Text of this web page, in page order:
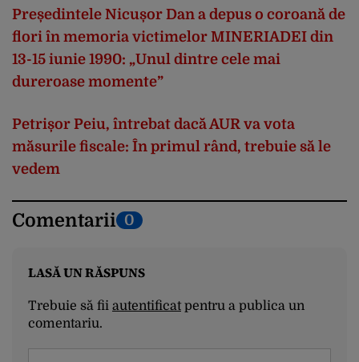
Președintele Nicușor Dan a depus o coroană de
flori în memoria victimelor MINERIADEI din
13-15 iunie 1990: „Unul dintre cele mai
dureroase momente”
Petrișor Peiu, întrebat dacă AUR va vota
măsurile fiscale: În primul rând, trebuie să le
vedem
Comentarii 0
LASĂ UN RĂSPUNS
Trebuie să fii autentificatpentru a publica un
comentariu.